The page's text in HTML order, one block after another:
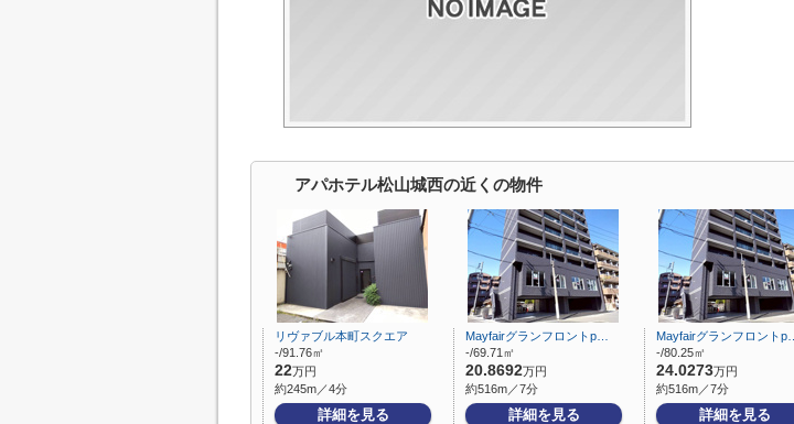
アパホテル松山城西の近くの物件
リヴァブル本町スクエア
-/91.76㎡
22万円
約245m／4分
詳細を見る
Mayfairグランフロントp…
-/69.71㎡
20.8692万円
約516m／7分
詳細を見る
Mayfairグランフロントp…
-/80.25㎡
24.0273万円
約516m／7分
詳細を見る